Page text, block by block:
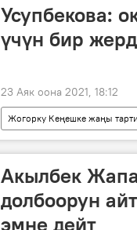
Усупбекова:
үчүн бир
23 Аяк оона 2021, 18:12
Жогорку Кеңешке жаңы
шайлоо
бюллетень
Акылбек
долбоорун
эмне дейт